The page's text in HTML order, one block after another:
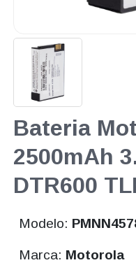
Bateria
2500mAh
DTR600
Modelo:
Marca: Motorola